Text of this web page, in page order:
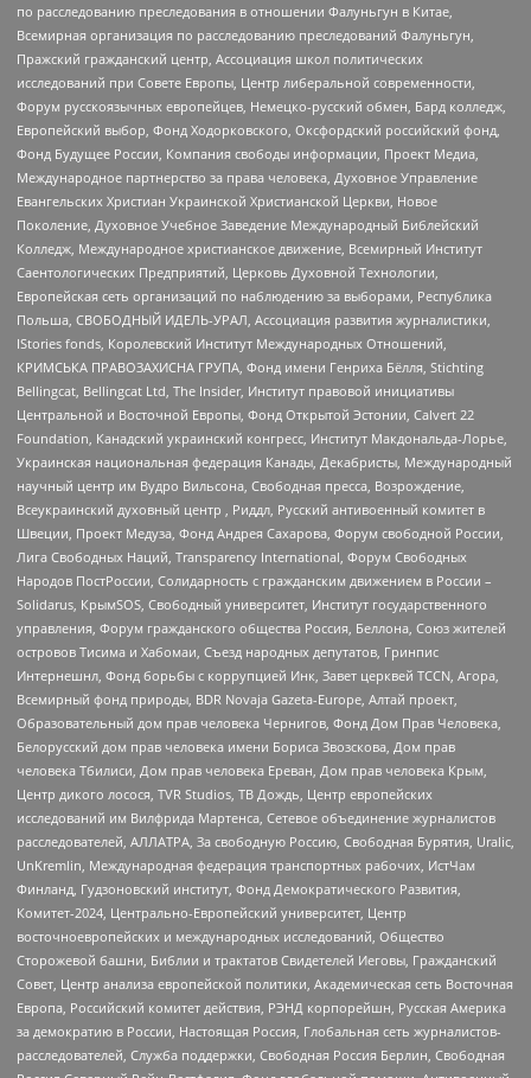
по расследованию преследования в отношении Фалуньгун в Китае,
Всемирная организация по расследованию преследований Фалуньгун,
Пражский гражданский центр, Ассоциация школ политических
исследований при Совете Европы, Центр либеральной современности,
Форум русскоязычных европейцев, Немецко-русский обмен, Бард колледж,
Европейский выбор, Фонд Ходорковского, Оксфордский российский фонд,
Фонд Будущее России, Компания свободы информации, Проект Медиа,
Международное партнерство за права человека, Духовное Управление
Евангельских Христиан Украинской Христианской Церкви, Новое
Поколение, Духовное Учебное Заведение Международный Библейский
Колледж, Международное христианское движение, Всемирный Институт
Саентологических Предприятий, Церковь Духовной Технологии,
Европейская сеть организаций по наблюдению за выборами, Республика
Польша, СВОБОДНЫЙ ИДЕЛЬ-УРАЛ, Ассоциация развития журналистики,
IStories fonds, Королевский Институт Международных Отношений,
КРИМСЬКА ПРАВОЗАХИСНА ГРУПА, Фонд имени Генриха Бёлля, Stichting
Bellingcat, Bellingcat Ltd, The Insider, Институт правовой инициативы
Центральной и Восточной Европы, Фонд Открытой Эстонии, Calvert 22
Foundation, Канадский украинский конгресс, Институт Макдональда-Лорье,
Украинская национальная федерация Канады, Декабристы, Международный
научный центр им Вудро Вильсона, Свободная пресса, Возрождение,
Всеукраинский духовный центр , Риддл, Русский антивоенный комитет в
Швеции, Проект Медуза, Фонд Андрея Сахарова, Форум свободной России,
Лига Свободных Наций, Transparеncy International, Форум Свободных
Народов ПостРоссии, Солидарность с гражданским движением в России –
Solidarus, КрымSOS, Свободный университет, Институт государственного
управления, Форум гражданского общества Россия, Беллона, Союз жителей
островов Тисима и Хабомаи, Съезд народных депутатов, Гринпис
Интернешнл, Фонд борьбы с коррупцией Инк, Завет церквей TCCN, Агора,
Всемирный фонд природы, BDR Novaja Gazeta-Europe, Алтай проект,
Образовательный дом прав человека Чернигов, Фонд Дом Прав Человека,
Белорусский дом прав человека имени Бориса Звозскова, Дом прав
человека Тбилиси, Дом прав человека Ереван, Дом прав человека Крым,
Центр дикого лосося, TVR Studios, ТВ Дождь, Центр европейских
исследований им Вилфрида Мартенса, Сетевое объединение журналистов
расследователей, АЛЛАТРА, За свободную Россию, Свободная Бурятия, Uralic,
UnKremlin, Международная федерация транспортных рабочих, ИстЧам
Финланд, Гудзоновский институт, Фонд Демократического Развития,
Комитет-2024, Центрально-Европейский университет, Центр
восточноевропейских и международных исследований, Общество
Сторожевой башни, Библии и трактатов Свидетелей Иеговы, Гражданский
Совет, Центр анализа европейской политики, Академическая сеть Восточная
Европа, Российский комитет действия, РЭНД корпорейшн, Русская Америка
за демократию в России, Настоящая Россия, Глобальная сеть журналистов-
расследователей, Служба поддержки, Свободная Россия Берлин, Свободная